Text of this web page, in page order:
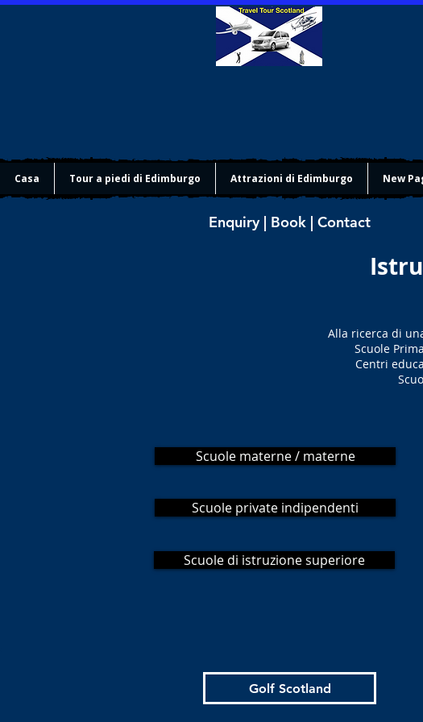
Casa Tour a piedi di Edimburgo Attrazioni di Edimburgo New
Enquiry | Book | Contact
Alla ricerca di
Scuole
Centri
Scuole materne / materne
Scuole private indipendenti
Scuole di istruzione superiore
Golf Scotland